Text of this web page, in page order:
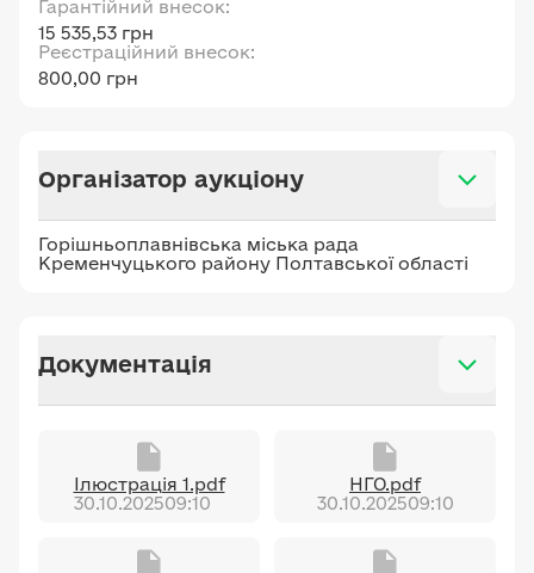
Гарантійний внесок:
15 535,53 грн
Реєстраційний внесок:
800,00 грн
Організатор аукціону
Горішньоплавнівська міська рада
Кременчуцького району Полтавської області
Документація
Ілюстрація 1.pdf
30.10.202509:10
НГО.pdf
30.10.202509:10